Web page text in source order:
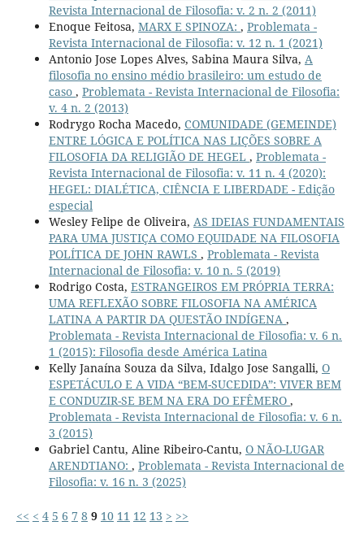
Revista Internacional de Filosofia: v. 2 n. 2 (2011)
Enoque Feitosa, MARX E SPINOZA: , Problemata -
Revista Internacional de Filosofia: v. 12 n. 1 (2021)
Antonio Jose Lopes Alves, Sabina Maura Silva, A
filosofia no ensino médio brasileiro: um estudo de
caso , Problemata - Revista Internacional de Filosofia:
v. 4 n. 2 (2013)
Rodrygo Rocha Macedo, COMUNIDADE (GEMEINDE)
ENTRE LÓGICA E POLÍTICA NAS LIÇÕES SOBRE A
FILOSOFIA DA RELIGIÃO DE HEGEL , Problemata -
Revista Internacional de Filosofia: v. 11 n. 4 (2020):
HEGEL: DIALÉTICA, CIÊNCIA E LIBERDADE - Edição
especial
Wesley Felipe de Oliveira, AS IDEIAS FUNDAMENTAIS
PARA UMA JUSTIÇA COMO EQUIDADE NA FILOSOFIA
POLÍTICA DE JOHN RAWLS , Problemata - Revista
Internacional de Filosofia: v. 10 n. 5 (2019)
Rodrigo Costa, ESTRANGEIROS EM PRÓPRIA TERRA:
UMA REFLEXÃO SOBRE FILOSOFIA NA AMÉRICA
LATINA A PARTIR DA QUESTÃO INDÍGENA ,
Problemata - Revista Internacional de Filosofia: v. 6 n.
1 (2015): Filosofia desde América Latina
Kelly Janaína Souza da Silva, Idalgo Jose Sangalli, O
ESPETÁCULO E A VIDA “BEM-SUCEDIDA”: VIVER BEM
E CONDUZIR-SE BEM NA ERA DO EFÊMERO ,
Problemata - Revista Internacional de Filosofia: v. 6 n.
3 (2015)
Gabriel Cantu, Aline Ribeiro-Cantu, O NÃO-LUGAR
ARENDTIANO: , Problemata - Revista Internacional de
Filosofia: v. 16 n. 3 (2025)
<< < 4 5 6 7 8 9 10 11 12 13 > >>